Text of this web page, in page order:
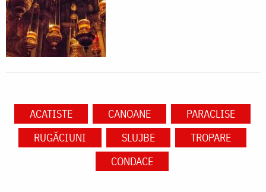
ACATISTE CANOANE
PARACLISE
RUGĂCIUNI
SLUJBE
TROPARE
CONDACE